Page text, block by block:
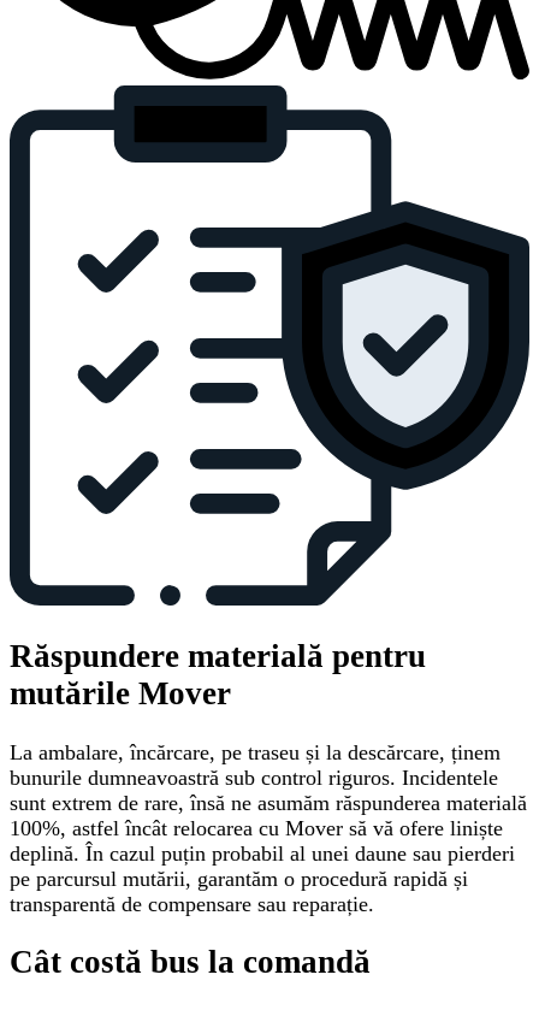
Răspundere materială pentru
mutările Mover
La ambalare, încărcare, pe traseu și la descărcare, ținem
bunurile dumneavoastră sub control riguros. Incidentele
sunt extrem de rare, însă ne asumăm răspunderea materială
100%, astfel încât relocarea cu Mover să vă ofere liniște
deplină. În cazul puțin probabil al unei daune sau pierderi
pe parcursul mutării, garantăm o procedură rapidă și
transparentă de compensare sau reparație.
Cât costă bus la comandă